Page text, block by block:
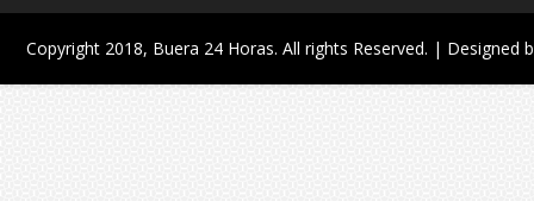
Copyright 2018, Buera 24 Horas. All rights Reserved. | Designed